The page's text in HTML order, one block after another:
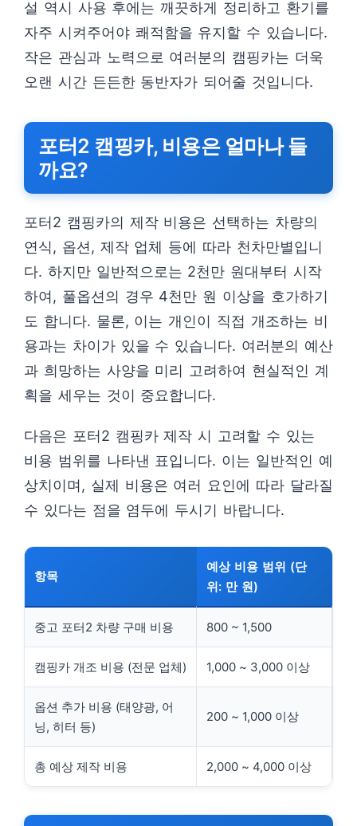
설 역시 사용 후에는 깨끗하게 정리하고 환기를
자주 시켜주어야 쾌적함을 유지할 수 있습니다.
작은 관심과 노력으로 여러분의 캠핑카는 더욱
오랜 시간 든든한 동반자가 되어줄 것입니다.
포터2 캠핑카, 비용은 얼마나 들
까요?
포터2 캠핑카의 제작 비용은 선택하는 차량의
연식, 옵션, 제작 업체 등에 따라 천차만별입니
다. 하지만 일반적으로는 2천만 원대부터 시작
하여, 풀옵션의 경우 4천만 원 이상을 호가하기
도 합니다. 물론, 이는 개인이 직접 개조하는 비
용과는 차이가 있을 수 있습니다. 여러분의 예산
과 희망하는 사양을 미리 고려하여 현실적인 계
획을 세우는 것이 중요합니다.
다음은 포터2 캠핑카 제작 시 고려할 수 있는
비용 범위를 나타낸 표입니다. 이는 일반적인 예
상치이며, 실제 비용은 여러 요인에 따라 달라질
수 있다는 점을 염두에 두시기 바랍니다.
항목
예상 비용 범위 (단
위: 만 원)
중고 포터2 차량 구매 비용 800 ~ 1,500
캠핑카 개조 비용 (전문 업체) 1,000 ~ 3,000 이상
옵션 추가 비용 (태양광, 어
닝, 히터 등)
200 ~ 1,000 이상
총 예상 제작 비용 2,000 ~ 4,000 이상